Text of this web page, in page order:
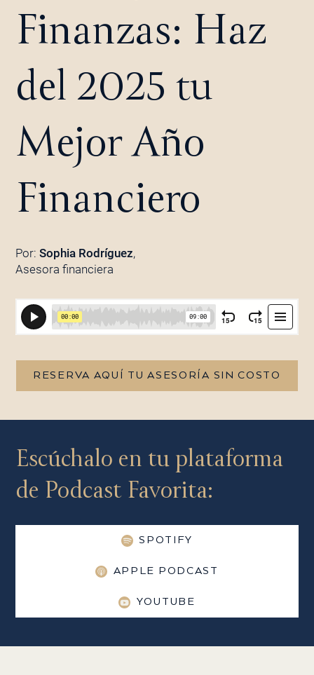
Finanzas: Haz
del 2025 tu
Mejor Año
Financiero
Por: Sophia Rodríguez,
Asesora financiera
RESERVA AQUÍ TU ASESORÍA SIN COSTO
Escúchalo en tu plataforma
de Podcast Favorita:
SPOTIFY
APPLE PODCAST
YOUTUBE